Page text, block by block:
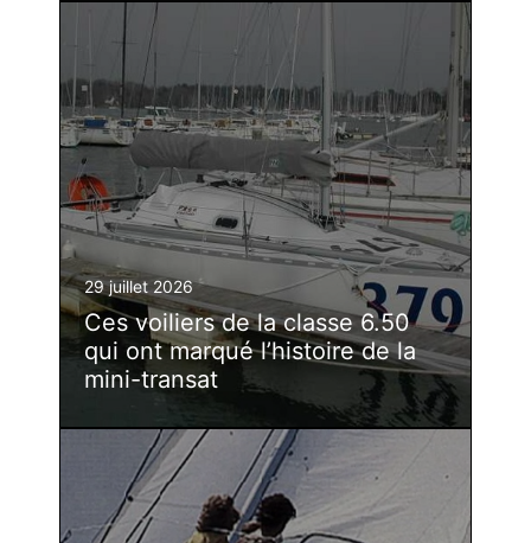
29 juillet 2026
Ces voiliers de la classe 6.50
qui ont marqué l’histoire de la
mini-transat